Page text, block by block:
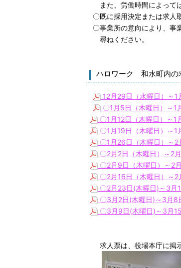
また、労働時間によっては
〇既に採用決定または求人
〇事業所の意向により、事
尋ねください。
ハロワーク 和水町内の
12月29日（水曜日）～
〇1月5日（木曜日）～1
〇1月12日（木曜日）～1
〇1月19日（木曜日）～
〇1月26日（木曜日）～2
〇2月2日（木曜日）～2
〇2月9日（木曜日）～2
〇2月16日（木曜日）～
〇2月23日(木曜日)～3月
〇3月2日(木曜日)～3月8
〇3月9日(木曜日)～3月
求人票は、役場本庁に掲示